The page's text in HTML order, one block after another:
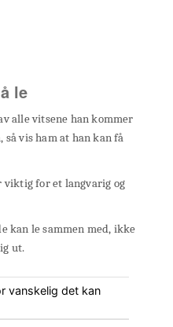
le
alle vitsene han kommer
så vis ham at han kan få
viktig for et langvarig og
kan le sammen med, ikke
ut.
vanskelig det kan